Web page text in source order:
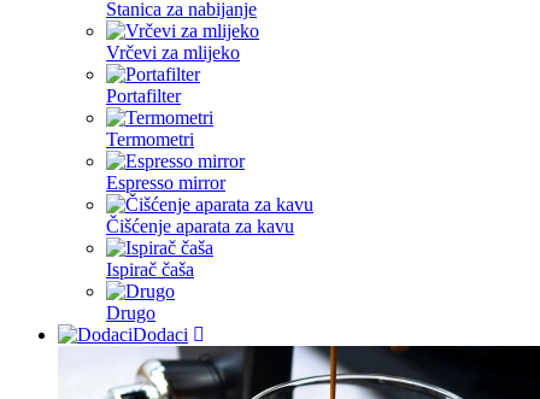
Stanica za nabijanje
Vrčevi za mlijeko
Portafilter
Termometri
Espresso mirror
Čišćenje aparata za kavu
Ispirač čaša
Drugo
Dodaci